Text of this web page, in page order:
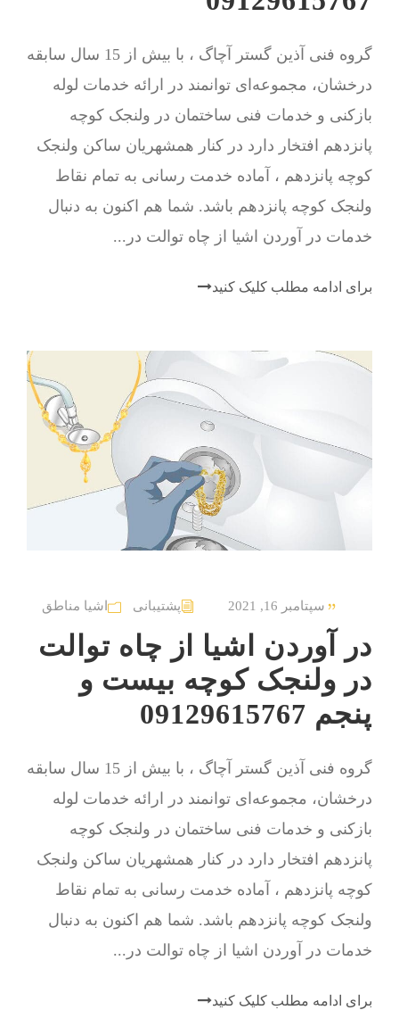
گروه فنی آذین گستر آچاگ ، با بیش از 15 سال سابقه
درخشان، مجموعه‌ای توانمند در ارائه خدمات لوله
بازکنی و خدمات فنی ساختمان در ولنجک کوچه
پانزدهم افتخار دارد در کنار همشهریان ساکن ولنجک
کوچه پانزدهم ، آماده خدمت رسانی به تمام نقاط
ولنجک کوچه پانزدهم باشد. شما هم اکنون به دنبال
خدمات در آوردن اشیا از چاه توالت در...
برای ادامه مطلب کلیک کنید
سپتامبر 16, 2021 پشتیبانی اشیا مناطق
در آوردن اشیا از چاه توالت
در ولنجک کوچه بیست و
پنجم 09129615767
گروه فنی آذین گستر آچاگ ، با بیش از 15 سال سابقه
درخشان، مجموعه‌ای توانمند در ارائه خدمات لوله
بازکنی و خدمات فنی ساختمان در ولنجک کوچه
پانزدهم افتخار دارد در کنار همشهریان ساکن ولنجک
کوچه پانزدهم ، آماده خدمت رسانی به تمام نقاط
ولنجک کوچه پانزدهم باشد. شما هم اکنون به دنبال
خدمات در آوردن اشیا از چاه توالت در...
برای ادامه مطلب کلیک کنید